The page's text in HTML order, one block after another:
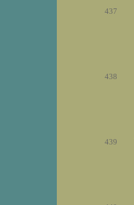
437
438
439